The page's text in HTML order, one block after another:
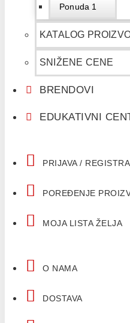
Ponuda 1
KATALOG
SNIŽENE CENE
BRENDOVI
EDUKATIVNI
PRIJAVA /
POREĐENJE
MOJA LISTA ŽELJA
O NAMA
DOSTAVA